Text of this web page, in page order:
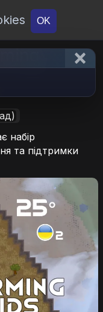
OK
набір
та підтримки